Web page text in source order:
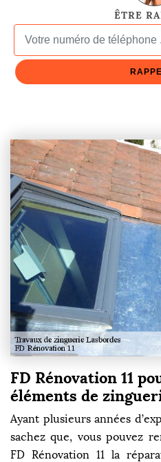
ÊTRE
FD Rénovation 11
éléments de
Ayant plusieurs années
sachez que, vous pouvez
FD Rénovation 11 la